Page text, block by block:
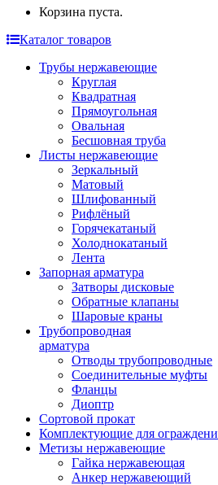
Корзина пуста.
Каталог товаров
Трубы нержавеющие
Круглая
Квадратная
Прямоугольная
Овальная
Бесшовная труба
Листы нержавеющие
Зеркальный
Матовый
Шлифованный
Рифлёный
Горячекатаный
Холоднокатаный
Лента
Запорная арматура
Затворы дисковые
Обратные клапаны
Шаровые краны
Трубопроводная
арматура
Отводы трубопроводные
Соединительные муфты
Фланцы
Диоптр
Сортовой прокат
Комплектующие для
Метизы нержавеющие
Гайка нержавеющая
Анкер нержавеющий